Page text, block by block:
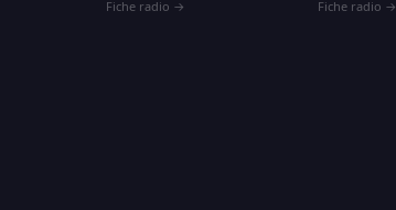
Fiche radio → Fiche radio →